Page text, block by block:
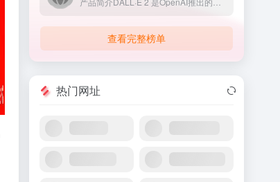
查看完整榜单
热门网址